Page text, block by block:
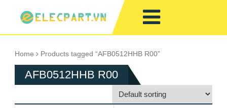
Home Products tagged “AFB0512HHB R00”
AFB0512HHB R00